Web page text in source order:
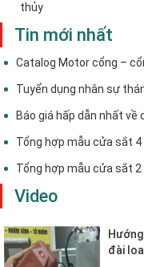
thủy
Tin mới nhất
Catalog Motor cổng –
Tuyển dụng nhân sự
Báo giá hấp dẫn nhất
Tổng hợp mẫu cửa sắt
Tổng hợp mẫu cửa sắt
Video
đài